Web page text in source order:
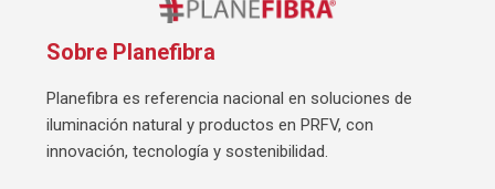
Sobre Planefibra
Planefibra es referencia nacional en soluciones de
iluminación natural y productos en PRFV, con
innovación, tecnología y sostenibilidad.